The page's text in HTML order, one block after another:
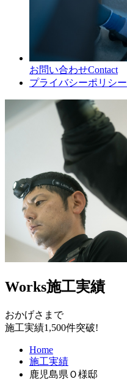
お問い合わせContact
プライバシーポリシー
Works施工実績
おかげさまで
施工実績1,500件突破!
Home
施工実績
鹿児島県Ｏ様邸